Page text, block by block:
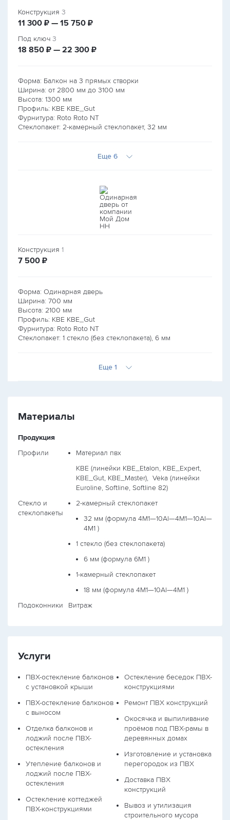
Конструкция 3
11 300 руб.
₽ — 15 750 руб.
₽
Под ключ 3
18 850 руб.
₽ — 22 300 руб.
₽
Форма: Балкон на 3 прямых створки
Ширина: от 2800 мм до 3100 мм
Высота: 1300 мм
Профиль: KBE KBE_Gut
Фурнитура: Roto Roto NT
Стеклопакет: 2-камерный стеклопакет, 32 мм
Еще 6
Конструкция 1
7 500 руб.
₽
Форма: Одинарная дверь
Ширина: 700 мм
Высота: 2100 мм
Профиль: KBE KBE_Gut
Фурнитура: Roto Roto NT
Стеклопакет: 1 стекло (без стеклопакета), 6 мм
Еще 1
Материалы
Продукция
Профили
Материал пвх
KBE (линейки KBE_Etalon, KBE_Expert,
KBE_Gut, KBE_Master), Veka (линейки
Euroline, Softline, Softline 82)
Стекло и
стеклопакеты
2-камерный стеклопакет
32 мм (формула 4М1—10Al—4М1—10Al—
4М1 )
1 стекло (без стеклопакета)
6 мм (формула 6М1 )
1-камерный стеклопакет
18 мм (формула 4М1—10Al—4М1 )
Подоконники
Витраж
Услуги
ПВХ-остекление балконов
с установкой крыши
ПВХ-остекление балконов
с выносом
Отделка балконов и
лоджий после ПВХ-
остекления
Утепление балконов и
лоджий после ПВХ-
остекления
Остекление коттеджей
ПВХ-конструкциями
Остекление беседок ПВХ-
конструкциями
Ремонт ПВХ конструкций
Окосячка и выпиливание
проёмов под ПВХ-рамы в
деревянных домах
Изготовление и установка
перегородок из ПВХ
Доставка ПВХ
конструкций
Вывоз и утилизация
строительного мусора